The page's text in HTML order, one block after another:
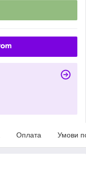
Оплата Умови